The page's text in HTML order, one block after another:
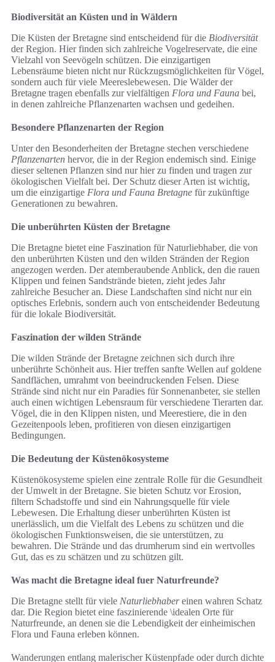
Biodiversität an Küsten und in Wäldern
Die Küsten der Bretagne sind entscheidend für die Biodiversität
der Region. Hier finden sich zahlreiche Vogelreservate, die eine
Vielzahl von Seevögeln schützen. Die einzigartigen
Lebensräume bieten nicht nur Rückzugsmöglichkeiten für Vögel,
sondern auch für viele Meereslebewesen. Die Wälder der
Bretagne tragen ebenfalls zur vielfältigen Flora und Fauna bei,
in denen zahlreiche Pflanzenarten wachsen und gedeihen.
Besondere Pflanzenarten der Region
Unter den Besonderheiten der Bretagne stechen verschiedene
Pflanzenarten hervor, die in der Region endemisch sind. Einige
dieser seltenen Pflanzen sind nur hier zu finden und tragen zur
ökologischen Vielfalt bei. Der Schutz dieser Arten ist wichtig,
um die einzigartige Flora und Fauna Bretagne für zukünftige
Generationen zu bewahren.
Die unberührten Küsten der Bretagne
Die Bretagne bietet eine Faszination für Naturliebhaber, die von
den unberührten Küsten und den wilden Stränden der Region
angezogen werden. Der atemberaubende Anblick, den die rauen
Klippen und feinen Sandstrände bieten, zieht jedes Jahr
zahlreiche Besucher an. Diese Landschaften sind nicht nur ein
optisches Erlebnis, sondern auch von entscheidender Bedeutung
für die lokale Biodiversität.
Faszination der wilden Strände
Die wilden Strände der Bretagne zeichnen sich durch ihre
unberührte Schönheit aus. Hier treffen sanfte Wellen auf goldene
Sandflächen, umrahmt von beeindruckenden Felsen. Diese
Strände sind nicht nur ein Paradies für Sonnenanbeter, sie stellen
auch einen wichtigen Lebensraum für verschiedene Tierarten dar.
Vögel, die in den Klippen nisten, und Meerestiere, die in den
Gezeitenpools leben, profitieren von diesen einzigartigen
Bedingungen.
Die Bedeutung der Küstenökosysteme
Küstenökosysteme spielen eine zentrale Rolle für die Gesundheit
der Umwelt in der Bretagne. Sie bieten Schutz vor Erosion,
filtern Schadstoffe und sind ein Nahrungsquelle für viele
Lebewesen. Die Erhaltung dieser unberührten Küsten ist
unerlässlich, um die Vielfalt des Lebens zu schützen und die
ökologischen Funktionsweisen, die sie unterstützen, zu
bewahren. Die Strände und das drumherum sind ein wertvolles
Gut, das es zu schätzen und zu schützen gilt.
Was macht die Bretagne ideal fuer Naturfreunde?
Die Bretagne stellt für viele Naturliebhabereinen wahren Schatz
dar. Die Region bietet eine faszinierende \idealen Orte für
Naturfreunde, an denen sie die Lebendigkeit der einheimischen
Flora und Fauna erleben können.
Wanderungen entlang malerischer Küstenpfade oder durch dichte